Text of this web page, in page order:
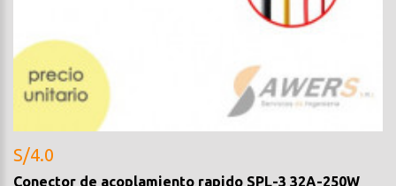
S/4.0
Conector de acoplamiento rapido SPL-3 32A-250W